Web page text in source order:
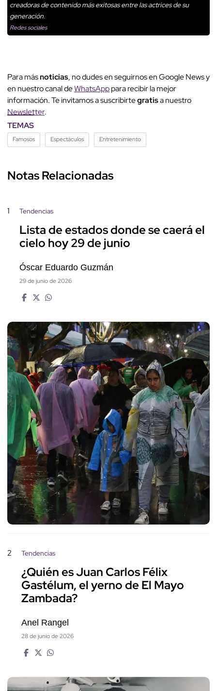
creadoras de contenido más exitosas entre las actrices de su
generación.
Redes sociales
Para másnoticias, no dudes en seguirnos en Google News y
en nuestro canal deWhatsApppara recibir la mejor
información. Te invitamos a suscribirtegratisa nuestro
Newsletter.
TEMAS
Famosos Espectáculos Entretenimiento
Notas Relacionadas
1 Tendencias
Lista de estados donde se caerá el
cielo hoy 29 de junio
Óscar Eduardo Guzmán
29 de junio de 2026
2 Tendencias
¿Quién es Juan Carlos Félix
Gastélum, el yerno de El Mayo
Zambada?
Anel Rangel
28 de junio de 2026